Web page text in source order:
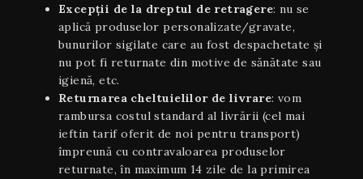
Excepții de la dreptul de retragere: nu se
aplică produselor personalizate/gravate,
bunurilor sigilate care au fost despachetate și
nu pot fi returnate din motive de sănătate sau
igienă, etc.
Returnarea cheltuielilor de livrare: vom
rambursa costul standard al livrării (cel mai
ieftin tarif oferit de noi pentru transport)
împreună cu contravaloarea produselor
returnate, în maximum 14 zile de la primirea